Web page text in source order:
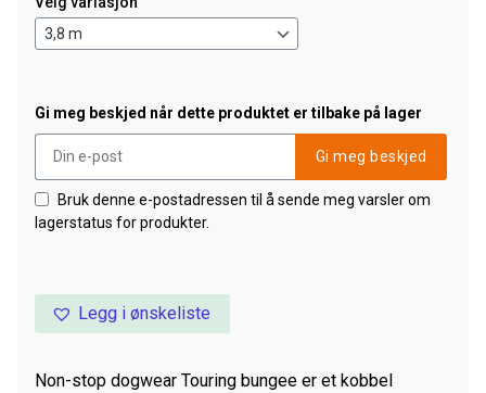
Gi meg beskjed når dette produktet er tilbake på lager
Gi meg beskjed
Bruk denne e-postadressen til å sende meg varsler om
lagerstatus for produkter.
Legg i ønskeliste
Non-stop dogwear Touring bungee er et kobbel